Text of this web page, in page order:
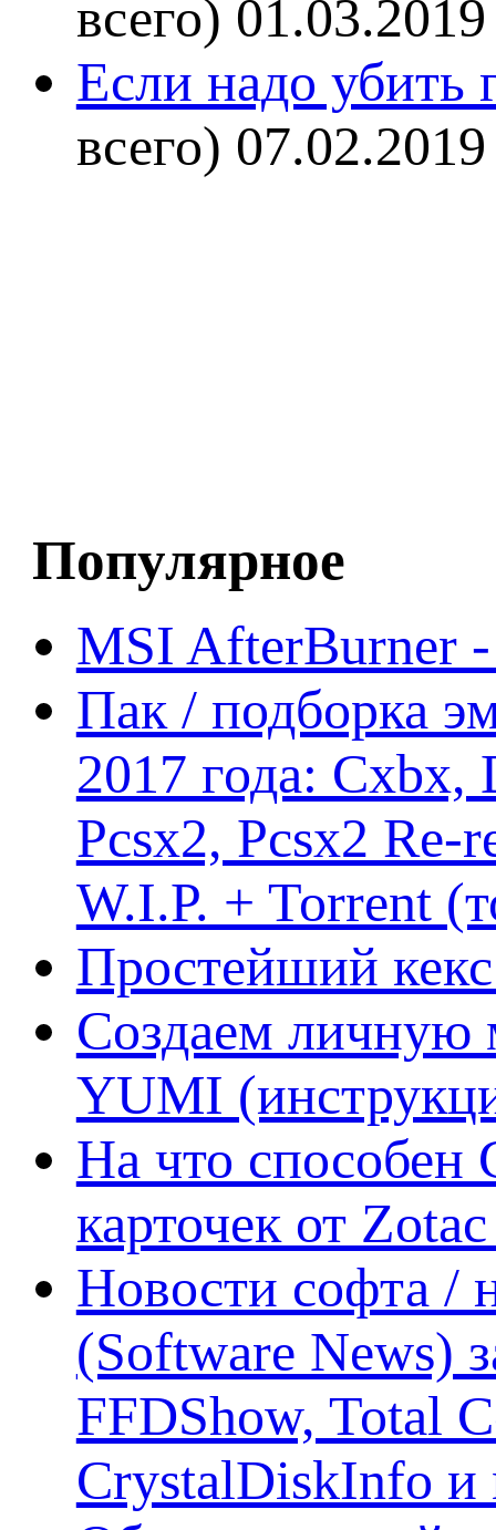
всего) 01.03.2019
Если надо убить
всего) 07.02.2019
Популярное
MSI AfterBurner
Пак / подборка
2017 года:
Pcsx2, Pcsx2
W.I.P. + Torrent
Простейший кекс
Создаем личную
YUMI
На что способен
карточек от
Новости софта /
(Software News)
FFDShow, Total
CrystalDiskInfo и